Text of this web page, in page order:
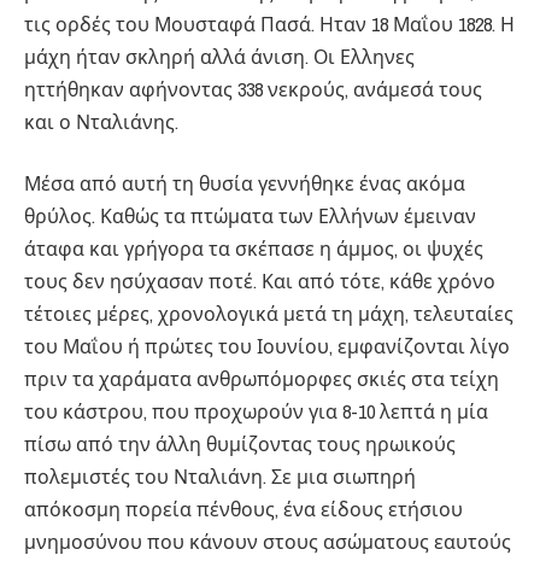
τις ορδές του Μουσταφά Πασά. Ηταν 18 Μαΐου 1828. Η
μάχη ήταν σκληρή αλλά άνιση. Οι Ελληνες
ηττήθηκαν αφήνοντας 338 νεκρούς, ανάμεσά τους
και ο Νταλιάνης.
Μέσα από αυτή τη θυσία γεννήθηκε ένας ακόμα
θρύλος. Καθώς τα πτώματα των Ελλήνων έμειναν
άταφα και γρήγορα τα σκέπασε η άμμος, οι ψυχές
τους δεν ησύχασαν ποτέ. Και από τότε, κάθε χρόνο
τέτοιες μέρες, χρονολογικά μετά τη μάχη, τελευταίες
του Μαΐου ή πρώτες του Ιουνίου, εμφανίζονται λίγο
πριν τα χαράματα ανθρωπόμορφες σκιές στα τείχη
του κάστρου, που προχωρούν για 8-10 λεπτά η μία
πίσω από την άλλη θυμίζοντας τους ηρωικούς
πολεμιστές του Νταλιάνη. Σε μια σιωπηρή
απόκοσμη πορεία πένθους, ένα είδους ετήσιου
μνημοσύνου που κάνουν στους ασώματους εαυτούς